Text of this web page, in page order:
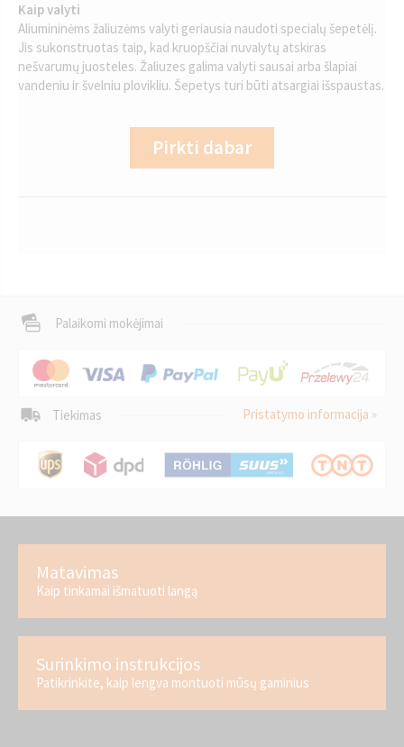
Kaip valyti
Aliumininėms žaliuzėms valyti geriausia naudoti specialų šepetėlį.
Jis sukonstruotas taip, kad kruopščiai nuvalytų atskiras
nešvarumų juosteles. Žaliuzes galima valyti sausai arba šlapiai
vandeniu ir švelniu plovikliu. Šepetys turi būti atsargiai išspaustas.
Pirkti dabar
Palaikomi mokėjimai
Tiekimas Pristatymo informacija »
Matavimas
Kaip tinkamai išmatuoti langą
Surinkimo instrukcijos
Patikrinkite, kaip lengva montuoti mūsų gaminius